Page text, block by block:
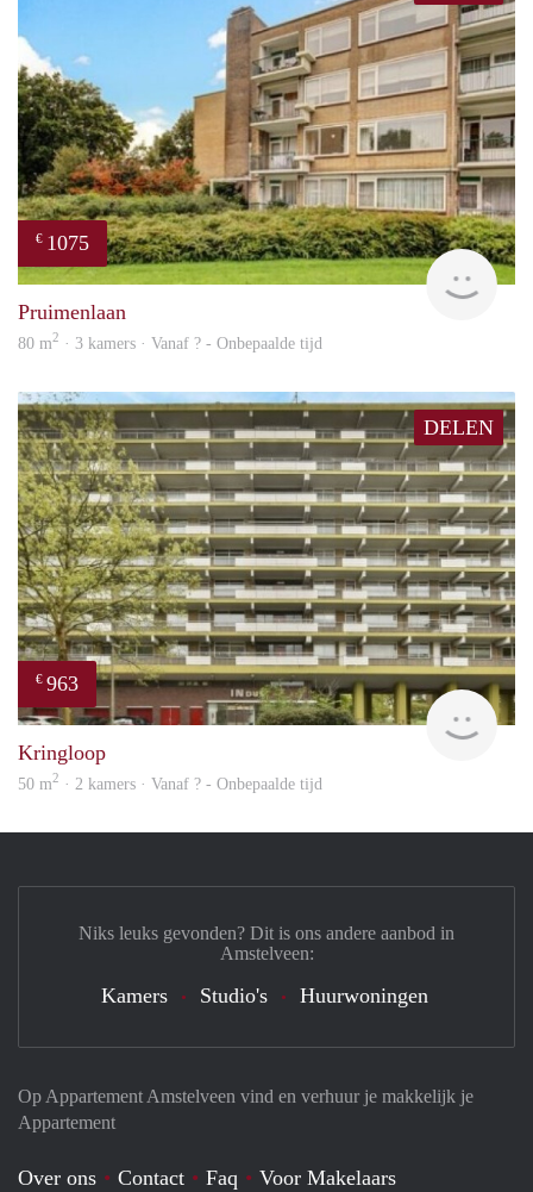
€ 1075
Pruimenlaan
80 m2 · 3 kamers · Vanaf ? - Onbepaalde tijd
DELEN
€ 963
Kringloop
50 m2 · 2 kamers · Vanaf ? - Onbepaalde tijd
Op Appartement Amstelveen vind en verhuur je makkelijk je
Appartement
Over ons Contact Faq Voor Makelaars
Niks leuks gevonden? Dit is ons andere aanbod in
Amstelveen:
Kamers Studio's Huurwoningen